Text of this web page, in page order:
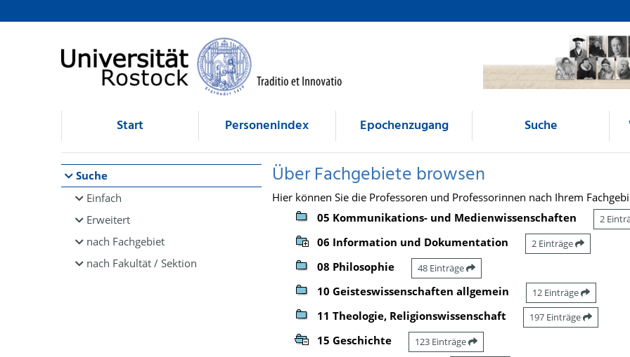
Browsen
direkt zum Inhalt
Start Personenindex Epochenzugang Suche
Suche
Einfach
Erweitert
nach Fachgebiet
nach Fakultät / Sektion
Über Fachgebiete browsen
Hier können Sie die Professoren und Professorinnen nach Ihrem
05 Kommunikations- und Medienwissenschaften
2
06 Information und Dokumentation 2 Einträge
08 Philosophie 48 Einträge
10 Geisteswissenschaften allgemein 12 Einträge
11 Theologie, Religionswissenschaft 197 Einträge
15 Geschichte 123 Einträge